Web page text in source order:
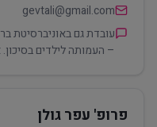
gevtali@gmail.com
עובדת גם באוניברסיטת
– העמותה לילדים בסיכון.
פרופ' עפר גולן